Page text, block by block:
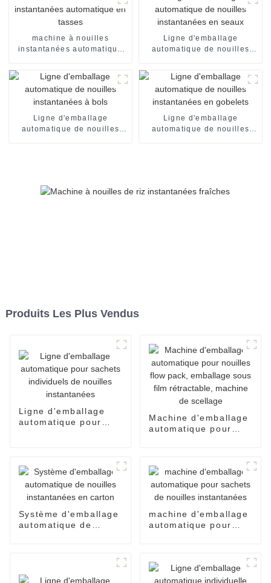
machine à nouilles
instantanées automatique
Ligne d'emballage
automatique de nouilles
Ligne d'emballage
automatique de nouilles
Ligne d'emballage
automatique de nouilles
Produits Les Plus Vendus
Ligne d'emballage
automatique pour
Machine d'emballage
automatique pour
de scellage
Système d'emballage
automatique de
machine d'emballage
automatique pour